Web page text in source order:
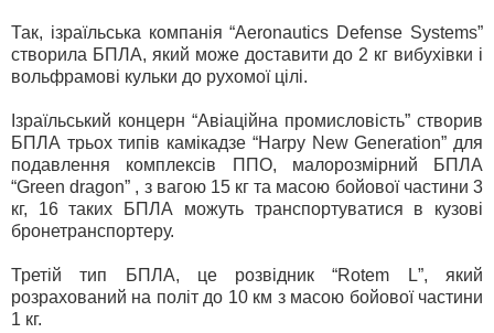
Так, ізраїльська компанія “Aeronautics Defense Systems”
створила БПЛА, який може доставити до 2 кг вибухівки і
вольфрамові кульки до рухомої цілі.
Ізраїльський концерн “Авіаційна промисловість” створив
БПЛА трьох типів камікадзе “Harpy New Generation” для
подавлення комплексів ППО, малорозмірний БПЛА
“Green dragon” , з вагою 15 кг та масою бойової частини 3
кг, 16 таких БПЛА можуть транспортуватися в кузові
бронетранспортеру.
Третій тип БПЛА, це розвідник “Rotem L”, який
розрахований на політ до 10 км з масою бойової частини
1 кг.